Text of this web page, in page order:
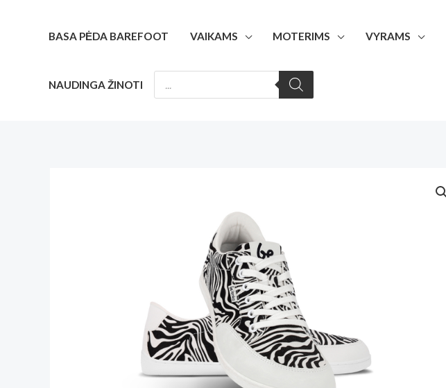
BASA PĖDA BAREFOOT VAIKAMS MOTERIMS VYRAMS
NAUDINGA ŽINOTI
PRODUCTS
SEARCH